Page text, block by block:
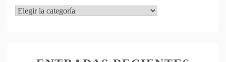
Categorías